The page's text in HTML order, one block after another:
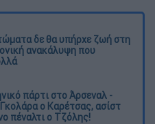
δε θα υπήρχε ζωή στη
ανακάλυψη που
πάρτι στο Άρσεναλ -
ο Καρέτσας, ασίστ
πέναλτι ο Τζόλης!